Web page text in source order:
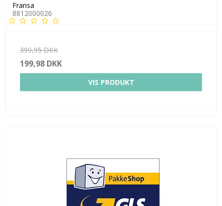
Fransa
8812000026
399,95 DKK
199,98 DKK
VIS PRODUKT